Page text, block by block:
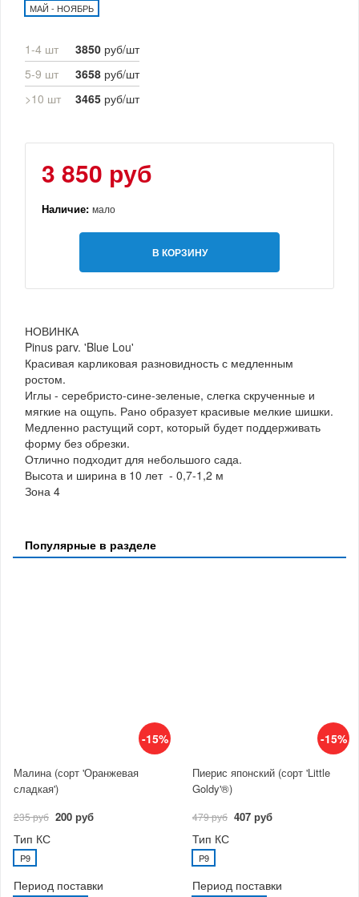
МАЙ - НОЯБРЬ
1-4 шт 3850 руб/шт
5-9 шт
3658 руб/шт
>10 шт
3465 руб/шт
3 850 руб
Наличие: мало
В КОРЗИНУ
НОВИНКА
Pinus parv. 'Blue Lou'
Красивая карликовая разновидность с медленным
ростом.
Иглы - серебристо-сине-зеленые, слегка скрученные и
мягкие на ощупь. Рано образует красивые мелкие шишки.
Медленно растущий сорт, который будет поддерживать
форму без обрезки.
Отлично подходит для небольшого сада.
Высота и ширина в 10 лет - 0,7-1,2 м
Зона 4
Популярные в разделе
-15%
Малина (сорт 'Оранжевая
сладкая')
235 руб 200 руб
Тип КС
P9
Период поставки
-15%
Пиерис японский (сорт 'Little
Goldy'®)
479 руб 407 руб
Тип КС
P9
Период поставки